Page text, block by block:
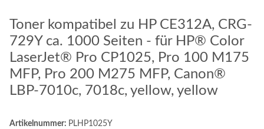
Toner kompatibel zu HP CE312A, CRG-
729Y ca. 1000 Seiten - für HP® Color
LaserJet® Pro CP1025, Pro 100 M175
MFP, Pro 200 M275 MFP, Canon®
LBP-7010c, 7018c, yellow, yellow
Artikelnummer: PLHP1025Y